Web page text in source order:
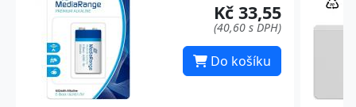
Kč 33,55
(40,60 s DPH)
Do košíku